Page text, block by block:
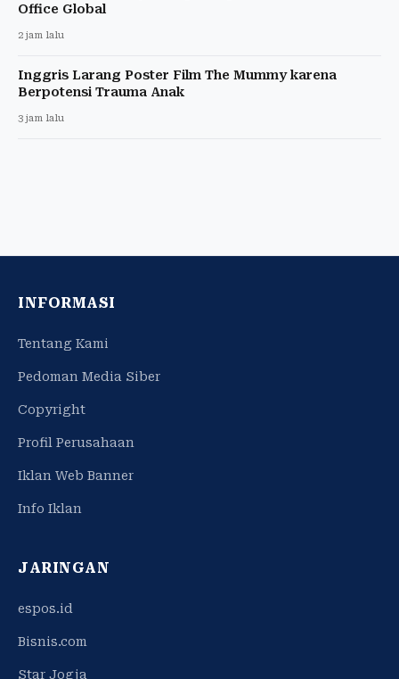
Office Global
2 jam lalu
Inggris Larang Poster Film The Mummy karena
Berpotensi Trauma Anak
3 jam lalu
INFORMASI
Tentang Kami
Pedoman Media Siber
Copyright
Profil Perusahaan
Iklan Web Banner
Info Iklan
JARINGAN
espos.id
Bisnis.com
Star Jogja